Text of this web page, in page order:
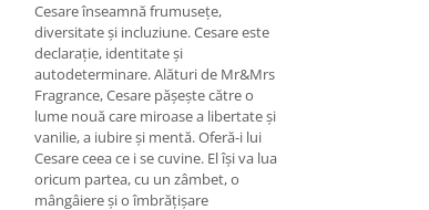
Cesare înseamnă frumusețe,
diversitate și incluziune. Cesare este
declarație, identitate și
autodeterminare. Alături de Mr&Mrs
Fragrance, Cesare pășește către o
lume nouă care miroase a libertate și
vanilie, a iubire și mentă. Oferă-i lui
Cesare ceea ce i se cuvine. El își va lua
oricum partea, cu un zâmbet, o
mângâiere și o îmbrățișare